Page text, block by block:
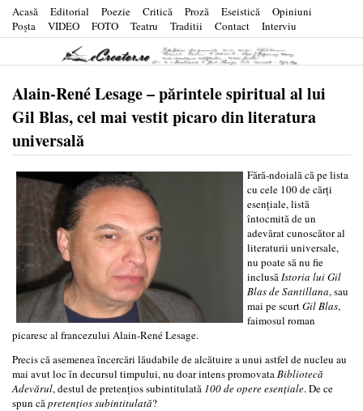
Acasă Editorial Poezie Critică Proză Eseistică
Opiniuni
Poşta
VIDEO FOTO Teatru Traditii Contact Interviu
Alain-René Lesage – părintele spiritual al lui
Gil Blas, cel mai vestit picaro din literatura
universală
Fără-ndoială că pe lista
cu cele 100 de cărţi
esenţiale, listă
întocmită de un
adevărat cunoscător al
literaturii universale,
nu poate să nu fie
inclusăIstoria lui Gil
Blas de Santillana, sau
mai pe scurtGil Blas,
faimosul roman
picaresc al francezului Alain-René Lesage.
Precis că asemenea încercări lăudabile de alcătuire a unui astfel de nucleu au
mai avut loc în decursul timpului, nu doar intens promovataBibliotecă
Adevărul, destul de pretenţios subintitulată 100 de opere esenţiale. De ce
spun căpretenţios subintitulată?